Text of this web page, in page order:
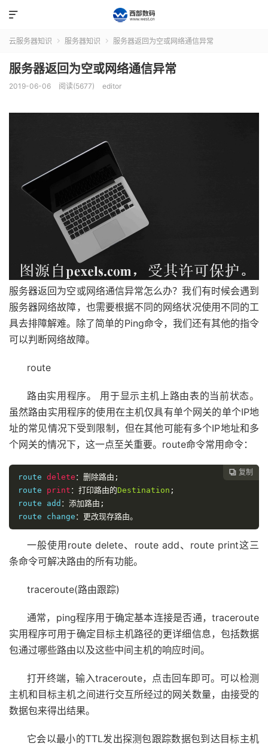

云服务器知识  服务器知识  服务器返回为空或网络通信异常
服务器返回为空或网络通信异常
2019-06-06 阅读(5677) editor
服务器返回为空或网络通信异常怎么办？我们有时候会遇到
服务器网络故障，也需要根据不同的网络状况使用不同的工
具去排障解难。除了简单的Ping命令，我们还有其他的指令
可以判断网络故障。
route
路由实用程序。 用于显示主机上路由表的当前状态。
虽然路由实用程序的使用在主机仅具有单个网关的单个IP地
址的常见情况下受到限制，但在其他可能有多个IP地址和多
个网关的情况下，这一点至关重要。route命令常用命令：
 复制
route delete ：删除路由;
route print ：打印路由的Destination ;
route add ：添加路由;
route change ：更改现存路由。
一般使用route delete、route add、route print这三
条命令可解决路由的所有功能。
traceroute(路由跟踪)
通常，ping程序用于确定基本连接是否通，traceroute
实用程序可用于确定目标主机路径的更详细信息，包括数据
包通过哪些路由以及这些中间主机的响应时间。
打开终端，输入traceroute，点击回车即可。可以检测
主机和目标主机之间进行交互所经过的网关数量，由接受的
数据包来得出结果。
它会以最小的TTL发出探测包跟踪数据包到达目标主机